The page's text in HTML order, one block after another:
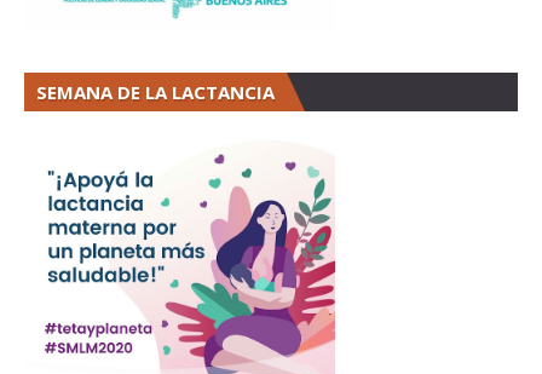
SEMANA DE LA LACTANCIA